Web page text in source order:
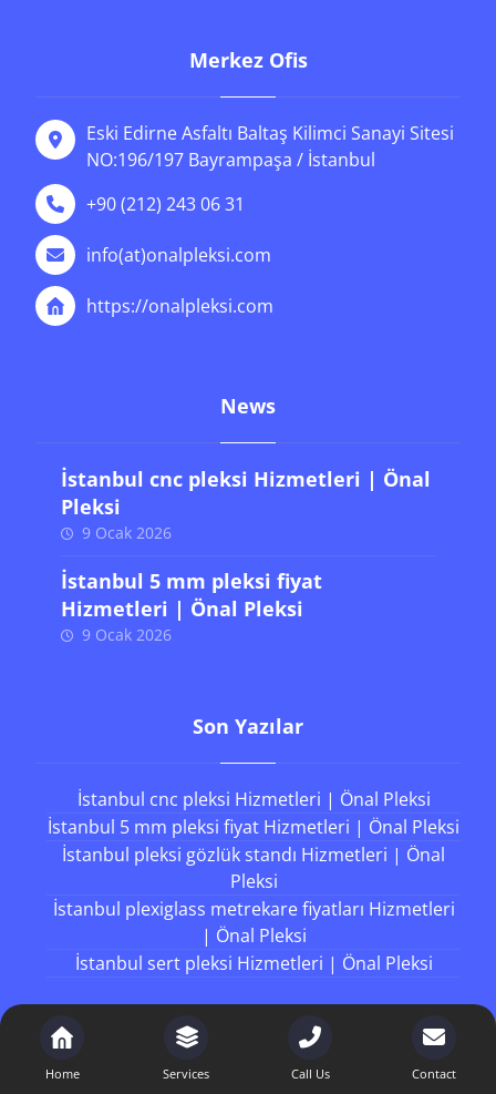
Merkez Ofis
Eski Edirne Asfaltı Baltaş Kilimci Sanayi Sitesi
NO:196/197 Bayrampaşa / İstanbul
+90 (212) 243 06 31
info(at)onalpleksi.com
https://onalpleksi.com
News
İstanbul cnc pleksi Hizmetleri | Önal
Pleksi
9 Ocak 2026
İstanbul 5 mm pleksi fiyat
Hizmetleri | Önal Pleksi
9 Ocak 2026
Son Yazılar
İstanbul cnc pleksi Hizmetleri | Önal Pleksi
İstanbul 5 mm pleksi fiyat Hizmetleri | Önal Pleksi
İstanbul pleksi gözlük standı Hizmetleri | Önal
Pleksi
İstanbul plexiglass metrekare fiyatları Hizmetleri
| Önal Pleksi
İstanbul sert pleksi Hizmetleri | Önal Pleksi
Working Hours
Home Services Call Us Contact